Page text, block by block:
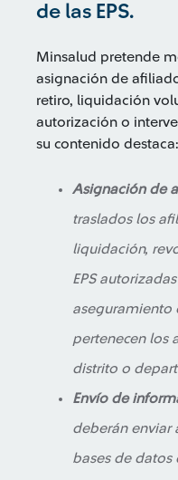
de las EPS.
Minsalud pretende
asignación de
retiro, liquidación
autorización o
su contenido destaca:
Asignación de
traslados los
liquidación,
EPS
aseguramiento
pertenecen los
distrito o
Envío de
deberán enviar
bases de datos